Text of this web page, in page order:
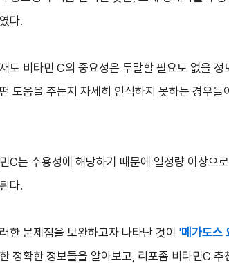
다.
도 비타민 C의 중요성은 두말할 필요도 없을
도움을 주는지 자세히 인식하지 못하는 경우들
C는 수용성에 해당하기 때문에 일정량 이상으
다.
한 문제점을 보완하고자 나타난 것이 '메가도스
정확한 정보들을 알아보고, 리포좀 비타민C 추